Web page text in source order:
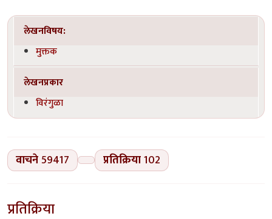
लेखनविषय:
मुक्तक
लेखनप्रकार
विरंगुळा
वाचने59417 प्रतिक्रिया102
प्रतिक्रिया